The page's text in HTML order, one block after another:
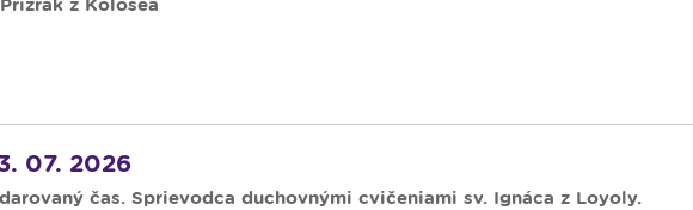
z Kolosea
07. 2026
čas. Sprievodca duchovnými cvičeniami sv. Ignáca z Loyoly.